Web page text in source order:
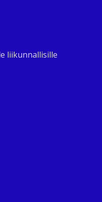
liikunnallisille